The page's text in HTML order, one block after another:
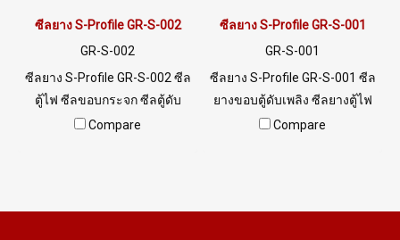
ซีลยาง S-Profile GR-S-002
GR-S-002
ซีลยาง S-Profile GR-S-002 ซีล
ตู้ไฟ ซีลขอบกระจก ซีลตู้ดับ
เพลิง Tel: 0 2489 5525 / 09
Compare
ซีลยาง S-Profile GR-S-001
GR-S-001
ซีลยาง S-Profile GR-S-001 ซีล
ยางขอบตู้ดับเพลิง ซีลยางตู้ไฟ
พร้อมส่ง Tel: 0 2489 5525 / 09
Compare